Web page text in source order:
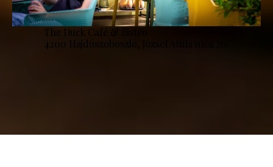
The Duck Café & Bistro
4200 Hajdúszoboszló, József Attila utca 20.